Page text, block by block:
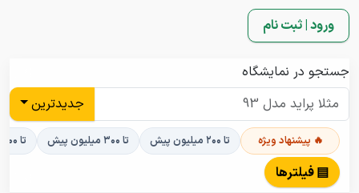
ورود | ثبت نام
جستجو در نمایشگاه
جدیدترین
🔥 پیشنهاد ویژه تا ۲۰۰ میلیون پیش تا ۳۰۰ میلیون پیش تا ۴۰۰ میلیون پیش
▤ فیلترها